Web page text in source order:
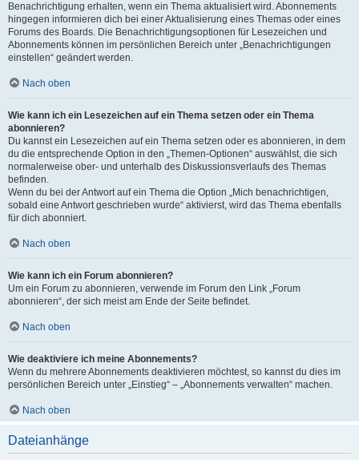
Benachrichtigung erhalten, wenn ein Thema aktualisiert wird. Abonnements
hingegen informieren dich bei einer Aktualisierung eines Themas oder eines
Forums des Boards. Die Benachrichtigungsoptionen für Lesezeichen und
Abonnements können im persönlichen Bereich unter „Benachrichtigungen
einstellen“ geändert werden.
Nach oben
Wie kann ich ein Lesezeichen auf ein Thema setzen oder ein Thema
abonnieren?
Du kannst ein Lesezeichen auf ein Thema setzen oder es abonnieren, in dem
du die entsprechende Option in den „Themen-Optionen“ auswählst, die sich
normalerweise ober- und unterhalb des Diskussionsverlaufs des Themas
befinden.
Wenn du bei der Antwort auf ein Thema die Option „Mich benachrichtigen,
sobald eine Antwort geschrieben wurde“ aktivierst, wird das Thema ebenfalls
für dich abonniert.
Nach oben
Wie kann ich ein Forum abonnieren?
Um ein Forum zu abonnieren, verwende im Forum den Link „Forum
abonnieren“, der sich meist am Ende der Seite befindet.
Nach oben
Wie deaktiviere ich meine Abonnements?
Wenn du mehrere Abonnements deaktivieren möchtest, so kannst du dies im
persönlichen Bereich unter „Einstieg“ – „Abonnements verwalten“ machen.
Nach oben
Dateianhänge